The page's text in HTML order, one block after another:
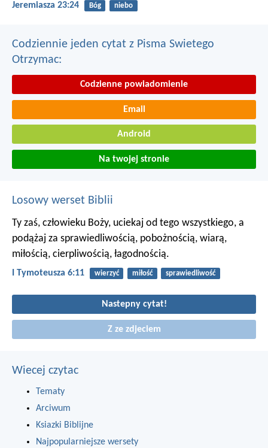
Jeremiasza 23:24 Bóg niebo
Codziennie jeden cytat z Pisma Swietego
Otrzymac:
Codzienne powiadomienie
Email
Android
Na twojej stronie
Losowy werset Biblii
Ty zaś, człowieku Boży, uciekaj od tego wszystkiego, a
podążaj za sprawiedliwością, pobożnością, wiarą,
miłością, cierpliwością, łagodnością.
I Tymoteusza 6:11 wierzyć miłość sprawiedliwość
Nastepny cytat!
Z ze zdjeciem
Wiecej czytac
Tematy
Arciwum
Ksiazki Biblijne
Najpopularniejsze wersety